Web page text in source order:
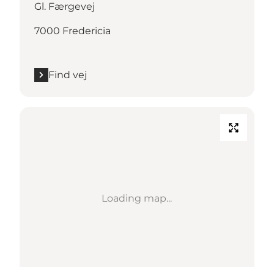
Gl. Færgevej
7000 Fredericia
Find vej
Loading map...